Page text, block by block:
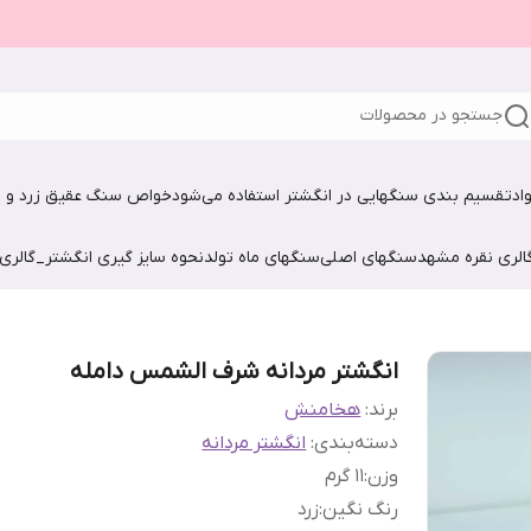
جستجو در محصولات
تقسیم بندی سنگهایی در انگشتر استفاده می‌شودخواص سنگ عقیق زرد و
نقره مشهدسنگهای اصلیسنگهای ماه تولدنحوه سایز گیری
انگشتر مردانه شرف الشمس دامله
برند: هخامنش
دسته‌بندی:انگشتر مردانه
وزن:۱۱ گرم
رنگ نگین:زرد